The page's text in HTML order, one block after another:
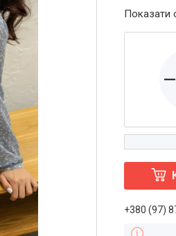
Показати
+380 (97)